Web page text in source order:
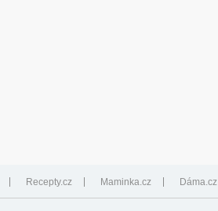
Recepty.cz Maminka.cz Dáma.cz